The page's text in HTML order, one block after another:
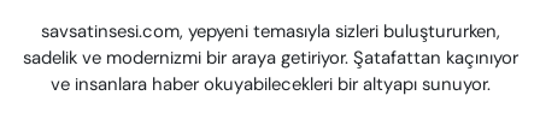
savsatinsesi.com, yepyeni temasıyla sizleri buluştururken,
sadelik ve modernizmi bir araya getiriyor. Şatafattan kaçınıyor
ve insanlara haber okuyabilecekleri bir altyapı sunuyor.